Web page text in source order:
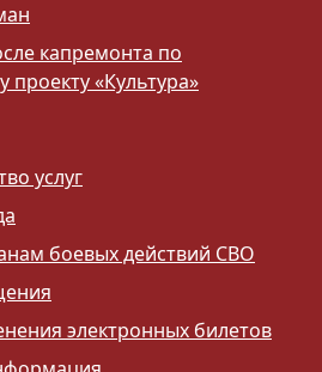
капремонта по
«Культура»
услуг
боевых действий СВО
электронных билетов